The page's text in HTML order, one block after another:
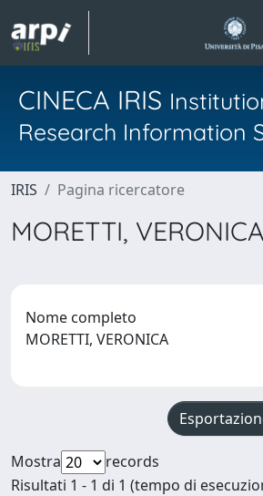
CINECA IRIS
Research Information
IRIS Pagina ricercatore
MORETTI, VERONICA
Nome completo
MORETTI, VERONICA
Mostra
records
Risultati 1 - 1 di 1 (tempo di